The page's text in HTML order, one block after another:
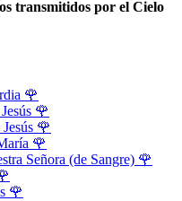
transmitidos por el Cielo
🌹
🌹
🌹
🌹
Señora (de Sangre) 🌹
🌹